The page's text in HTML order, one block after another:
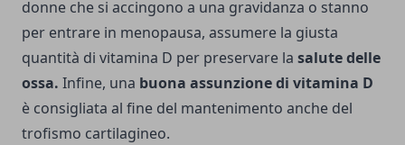
donne che si accingono a una gravidanza o stanno
per entrare in menopausa, assumere la giusta
quantità di vitamina D per preservare la salute delle
ossa. Infine, una buona assunzione di vitamina D
è consigliata al fine del mantenimento anche del
trofismo cartilagineo.